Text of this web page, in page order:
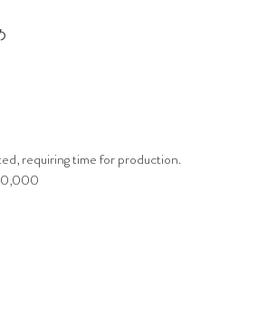
requiring time for production.